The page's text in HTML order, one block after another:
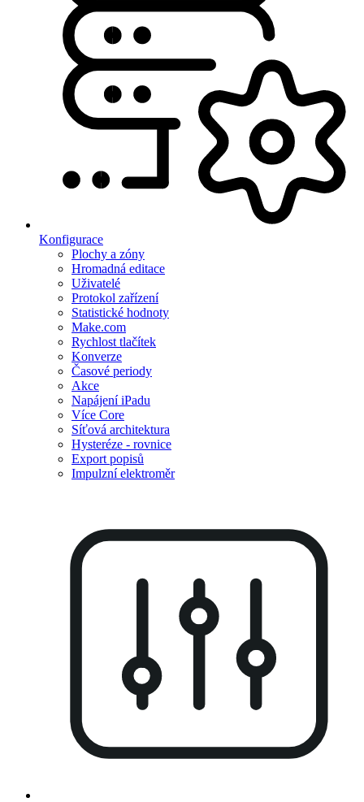
Konfigurace
Plochy a zóny
Hromadná editace
Uživatelé
Protokol zařízení
Statistické hodnoty
Make.com
Rychlost tlačítek
Konverze
Časové periody
Akce
Napájení iPadu
Více Core
Síťová architektura
Hysteréze - rovnice
Export popisů
Impulzní elektroměr